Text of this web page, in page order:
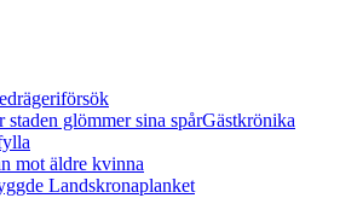
glömmer sina spårGästkrönika
mot äldre kvinna
Landskronaplanket